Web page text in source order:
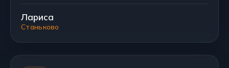
Лариса
Станьково